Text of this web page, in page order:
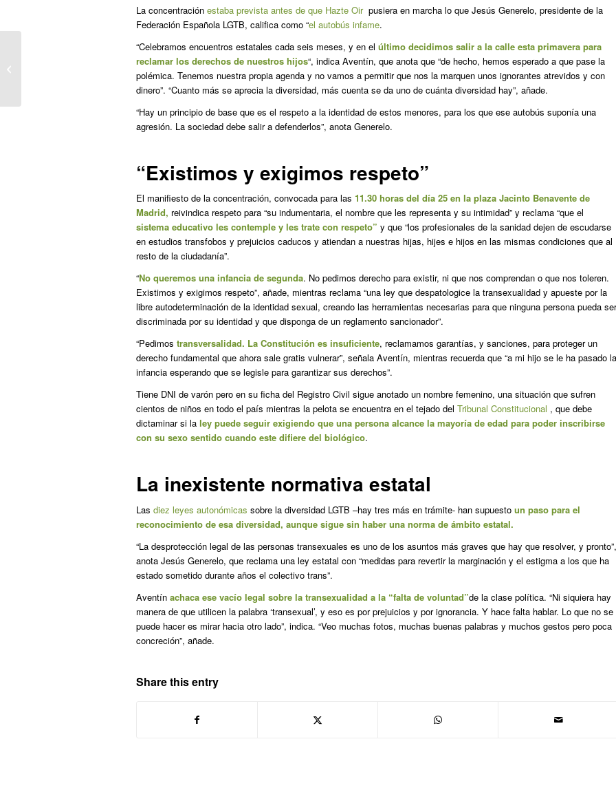
La concentración estaba prevista antes de que Hazte Oir pusiera en marcha lo que Jesús Generelo, presidente de la
Federación Española LGTB, califica como “el autobús infame.
“Celebramos encuentros estatales cada seis meses, y en el último decidimos salir a la calle esta primavera para
reclamar los derechos de nuestros hijos“, indica Aventín, que anota que “de hecho, hemos esperado a que pase la
polémica. Tenemos nuestra propia agenda y no vamos a permitir que nos la marquen unos ignorantes atrevidos y con
dinero”. “Cuanto más se aprecia la diversidad, más cuenta se da uno de cuánta diversidad hay”, añade.
“Hay un principio de base que es el respeto a la identidad de estos menores, para los que ese autobús suponía una
agresión. La sociedad debe salir a defenderlos”, anota Generelo.
“Existimos y exigimos respeto”
El manifiesto de la concentración, convocada para las 11.30 horas del día 25 en la plaza Jacinto Benavente de
Madrid, reivindica respeto para “su indumentaria, el nombre que les representa y su intimidad” y reclama “que el
sistema educativo les contemple y les trate con respeto” y que “los profesionales de la sanidad dejen de escudarse
en estudios transfobos y prejuicios caducos y atiendan a nuestras hijas, hijes e hijos en las mismas condiciones que al
resto de la ciudadanía”.
“No queremos una infancia de segunda. No pedimos derecho para existir, ni que nos comprendan o que nos toleren.
Existimos y exigimos respeto”, añade, mientras reclama “una ley que despatologice la transexualidad y apueste por la
libre autodeterminación de la identidad sexual, creando las herramientas necesarias para que ninguna persona pueda ser
discriminada por su identidad y que disponga de un reglamento sancionador”.
“Pedimos transversalidad. La Constitución es insuficiente, reclamamos garantías, y sanciones, para proteger un
derecho fundamental que ahora sale gratis vulnerar”, señala Aventín, mientras recuerda que “a mi hijo se le ha pasado la
infancia esperando que se legisle para garantizar sus derechos”.
Tiene DNI de varón pero en su ficha del Registro Civil sigue anotado un nombre femenino, una situación que sufren
cientos de niños en todo el país mientras la pelota se encuentra en el tejado del Tribunal Constitucional , que debe
dictaminar si la ley puede seguir exigiendo que una persona alcance la mayoría de edad para poder inscribirse
con su sexo sentido cuando este difiere del biológico.
La inexistente normativa estatal
Las diez leyes autonómicas sobre la diversidad LGTB –hay tres más en trámite- han supuesto un paso para el
reconocimiento de esa diversidad, aunque sigue sin haber una norma de ámbito estatal.
“La desprotección legal de las personas transexuales es uno de los asuntos más graves que hay que resolver, y pronto”,
anota Jesús Generelo, que reclama una ley estatal con “medidas para revertir la marginación y el estigma a los que ha
estado sometido durante años el colectivo trans”.
Aventín achaca ese vacío legal sobre la transexualidad a la “falta de voluntad”de la clase política. “Ni siquiera hay
manera de que utilicen la palabra ‘transexual’, y eso es por prejuicios y por ignorancia. Y hace falta hablar. Lo que no se
puede hacer es mirar hacia otro lado”, indica. “Veo muchas fotos, muchas buenas palabras y muchos gestos pero poca
concreción”, añade.
Share this entry
El Congreso pide al Gobierno que se
revoque la utilidad pública a HazteOir